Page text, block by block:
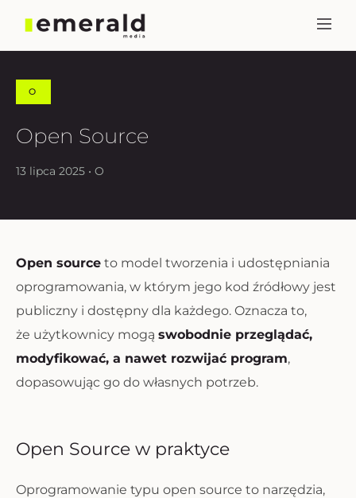
O
Open Source
13 lipca 2025 • O
Open source to model tworzenia i udostępniania
oprogramowania, w którym jego kod źródłowy jest
publiczny i dostępny dla każdego. Oznacza to,
że użytkownicy mogą swobodnie przeglądać,
modyfikować, a nawet rozwijać program,
dopasowując go do własnych potrzeb.
Open Source w praktyce
Oprogramowanie typu open source to narzędzia,